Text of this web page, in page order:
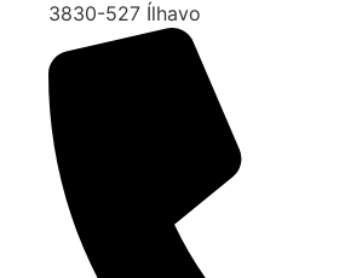
3830-527 Ílhavo